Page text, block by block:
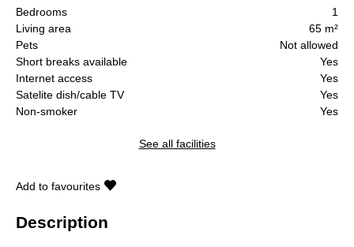
Bedrooms
1
Living area
65 m²
Pets
Not allowed
Short breaks available
Yes
Internet access
Yes
Satelite dish/cable TV
Yes
Non-smoker
Yes
See all facilities
Add to favourites
Description